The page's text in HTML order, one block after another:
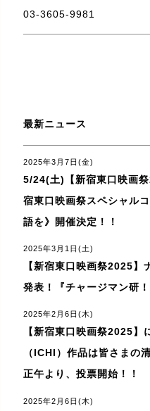
03-3605-9981
最新ニュース
2025年3月7日(金)
5/24(土)【新宿東口映画
宿東口映画祭スペシャル
語を》開催決定！！
2025年3月1日(土)
【新宿東口映画祭2025
発表！『チャージマン研
2025年2月6日(木)
【新宿東口映画祭2025】
（ICHI）作品は皆さま
正午より、投票開始！！
2025年2月6日(木)